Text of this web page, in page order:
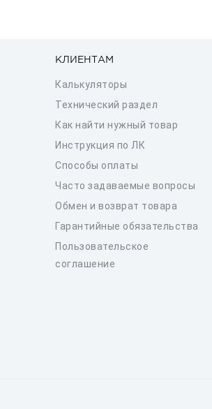
КЛИЕНТАМ
Калькуляторы
Технический раздел
Как найти нужный товар
Инструкция по ЛК
Способы оплаты
Часто задаваемые вопросы
Обмен и возврат товара
Гарантийные обязательства
Пользовательское
соглашение